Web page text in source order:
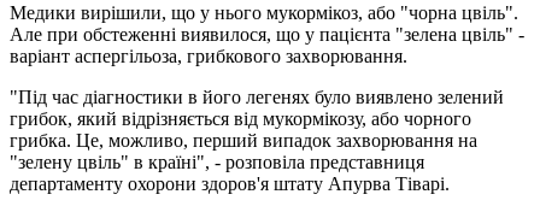
Медики вирішили, що у нього мукормікоз, або "чорна цвіль".
Але при обстеженні виявилося, що у пацієнта "зелена цвіль" -
варіант аспергільоза, грибкового захворювання.
"Під час діагностики в його легенях було виявлено зелений
грибок, який відрізняється від мукормікозу, або чорного
грибка. Це, можливо, перший випадок захворювання на
"зелену цвіль" в країні", - розповіла представниця
департаменту охорони здоров'я штату Апурва Тіварі.